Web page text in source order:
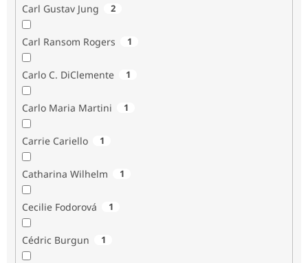
Carl Gustav Jung 2
Carl Ransom Rogers 1
Carlo C. DiClemente 1
Carlo Maria Martini 1
Carrie Cariello 1
Catharina Wilhelm 1
Cecilie Fodorová 1
Cédric Burgun 1